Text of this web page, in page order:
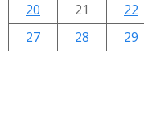
20
21 22
27
28 29